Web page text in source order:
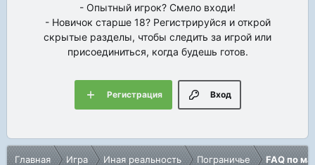
- Опытный игрок? Смело входи!
- Новичок старше 18? Регистрируйся и открой
скрытые разделы, чтобы следить за игрой или
присоединиться, когда будешь готов.
Вход
Регистрация
Главная Игра Иная реальность Пограничье FAQ по